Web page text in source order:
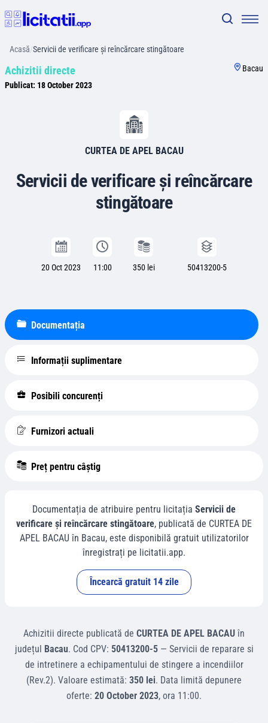
Acasă/Servicii de verificare și reîncărcare stingătoare
Achizitii directe
Publicat: 18 October 2023
Bacau
CURTEA DE APEL BACAU
Servicii de verificare și reîncărcare
stingătoare
20 Oct 2023 11:00 350 lei 50413200-5
Documentația
Informații suplimentare
Posibili concurenți
Furnizori actuali
Preț pentru câștig
Documentația de atribuire pentru licitația Servicii de
verificare și reîncărcare stingătoare, publicată de CURTEA DE
APEL BACAU în Bacau, este disponibilă gratuit utilizatorilor
înregistrați pe licitatii.app.
Încearcă gratuit 14 zile
Achizitii directe publicată de CURTEA DE APEL BACAU în
județul Bacau. Cod CPV: 50413200-5— Servicii de reparare si
de intretinere a echipamentului de stingere a incendiilor
(Rev.2). Valoare estimată: 350 lei. Data limită depunere
oferte: 20 October 2023, ora 11:00.